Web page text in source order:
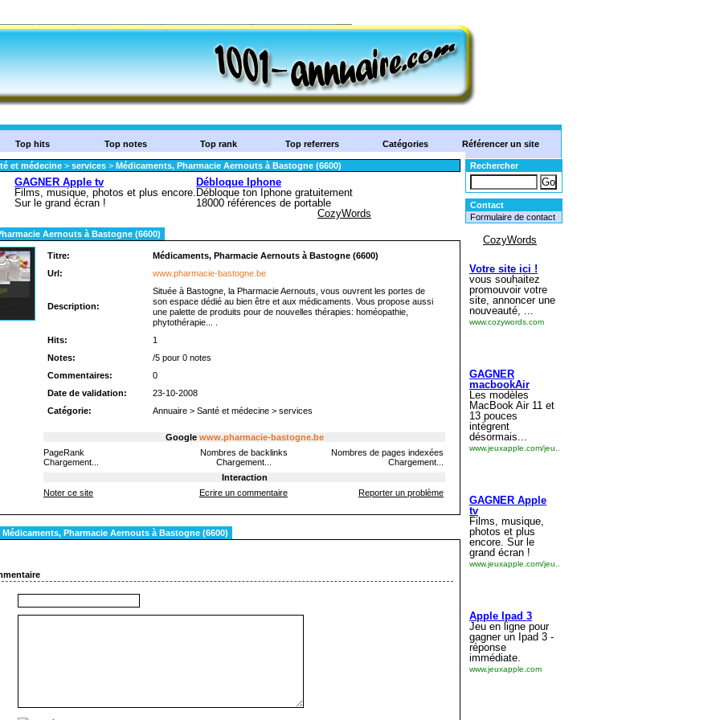
Top hits Top notes Top rank Top referrers Catégories Référencer un site
Rechercher
Contact
Formulaire de contact
et médecine > services > Médicaments, Pharmacie Aernouts à Bastogne (6600)
Aernouts à Bastogne (6600)
Titre:
Médicaments, Pharmacie Aernouts à Bastogne (6600)
Url:
www.pharmacie-bastogne.be
Description:
Située à Bastogne, la Pharmacie Aernouts, vous ouvrent les portes de
son espace dédié au bien être et aux médicaments. Vous propose aussi
une palette de produits pour de nouvelles thérapies: homéopathie,
phytothérapie... .
Hits:
1
Notes:
/5 pour 0 notes
Commentaires:
0
Date de validation:
23-10-2008
Catégorie:
Annuaire > Santé et médecine > services
Google www.pharmacie-bastogne.be
PageRank
Chargement...
Nombres de backlinks
Chargement...
Nombres de pages indexées
Chargement...
Interaction
Noter ce site
Ecrire un commentaire Reporter un problème
Pharmacie Aernouts à Bastogne (6600)